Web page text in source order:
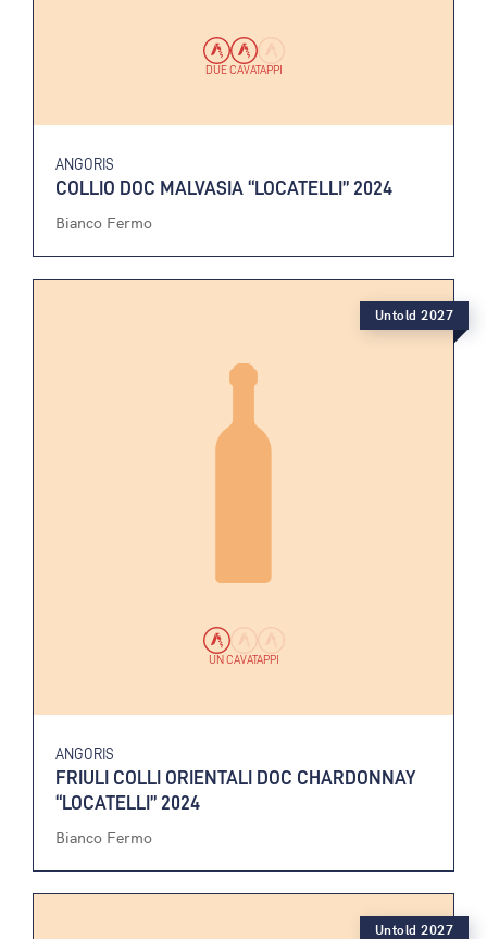
DUE CAVATAPPI
ANGORIS
COLLIO DOC MALVASIA “LOCATELLI” 2024
Bianco Fermo
UN CAVATAPPI
ANGORIS
FRIULI COLLI ORIENTALI DOC CHARDONNAY
“LOCATELLI” 2024
Bianco Fermo
Untold 2027
Untold 2027